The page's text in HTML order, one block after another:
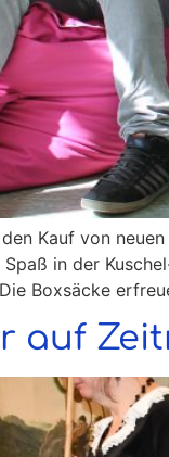
Kauf von
in der
Boxsäcke
auf